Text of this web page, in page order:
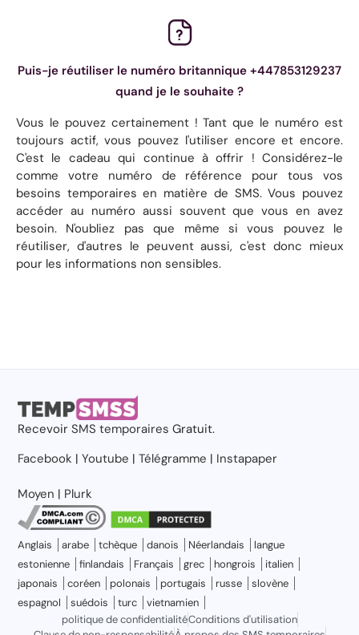
Puis-je réutiliser le numéro britannique +447853129237
quand je le souhaite ?
Vous le pouvez certainement ! Tant que le numéro est
toujours actif, vous pouvez l'utiliser encore et encore.
C'est le cadeau qui continue à offrir ! Considérez-le
comme votre numéro de référence pour tous vos
besoins temporaires en matière de SMS. Vous pouvez
accéder au numéro aussi souvent que vous en avez
besoin. N'oubliez pas que même si vous pouvez le
réutiliser, d'autres le peuvent aussi, c'est donc mieux
pour les informations non sensibles.
RecevoirSMS temporaires Gratuit.
Facebook |Youtube |Télégramme | Instapaper
Moyen | Plurk
Anglais arabe tchèque danois Néerlandais
langue
estonienne
finlandais Français grec hongrois
italien
japonais
coréen polonais portugais russe
slovène
espagnol
suédois turc
vietnamien
politique de confidentialitéConditions d'utilisation